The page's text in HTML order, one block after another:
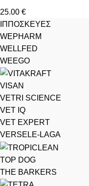
25.00 €
ΙΠΠΟΣΚΕΥΕΣ
WEPHARM
WELLFED
WEEGO
VISAN
VETRI SCIENCE
VET IQ
VET EXPERT
VERSELE-LAGA
TOP DOG
THE BARKERS